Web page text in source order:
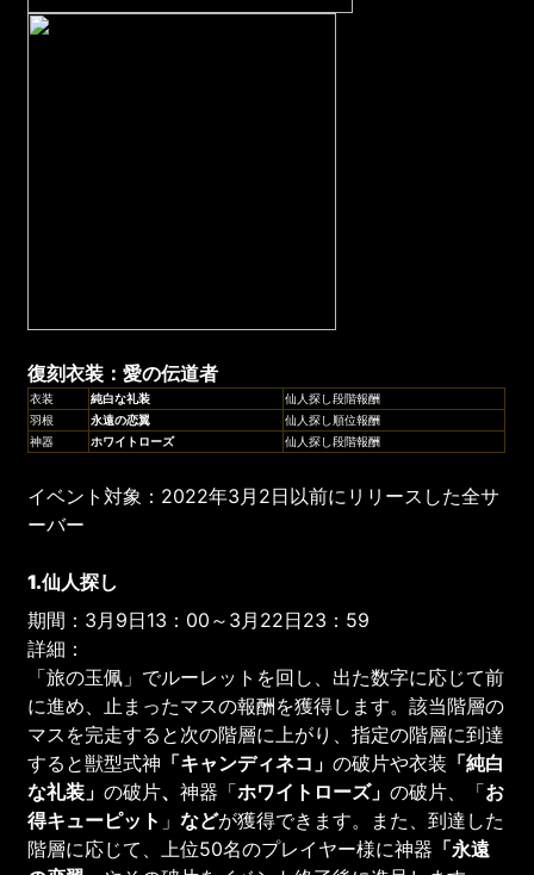
復刻衣装：愛の伝道者
衣装 純白な礼装
仙人探し段階報酬
羽根
永遠の恋翼
仙人探し順位報酬
神器
ホワイトローズ 仙人探し段階報酬
イベント対象：2022年3月2日以前にリリースした全サ
ーバー
1.仙人探し
期間：3月9日13：00～3月22日23：59
詳細：
「旅の玉佩」でルーレットを回し、出た数字に応じて前
に進め、止まったマスの報酬を獲得します。該当階層の
マスを完走すると次の階層に上がり、指定の階層に到達
すると獣型式神 「キャンディネコ」の破片や衣装 「純白
な礼装」の破片、神器「ホワイトローズ」の破片、「お
得キューピット 」などが獲得できます。また、到達した
階層に応じて、上位50名のプレイヤー様に神器 「永遠